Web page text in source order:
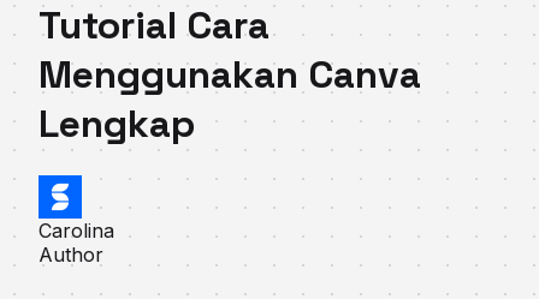
Tutorial Cara
Menggunakan Canva
Lengkap
Carolina
Author